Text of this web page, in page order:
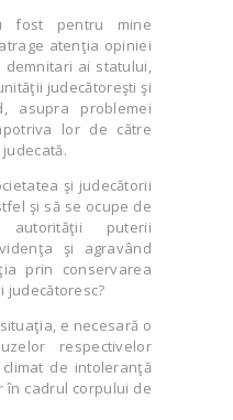
fost pentru mine
atenţia opiniei
ai statului,
judecătoreşti şi
asupra problemei
lor de către
şi judecătorii
şi să se ocupe de
puterii
şi agravând
prin conservarea
judecătoresc?
e necesară o
respectivelor
de intoleranţă
în cadrul corpului de